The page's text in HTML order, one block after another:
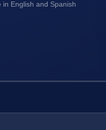
in English and Spanish